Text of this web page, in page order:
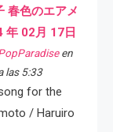
春色のエアメ
年 02月 17日
en
las 5:33
for the
/ Haruiro